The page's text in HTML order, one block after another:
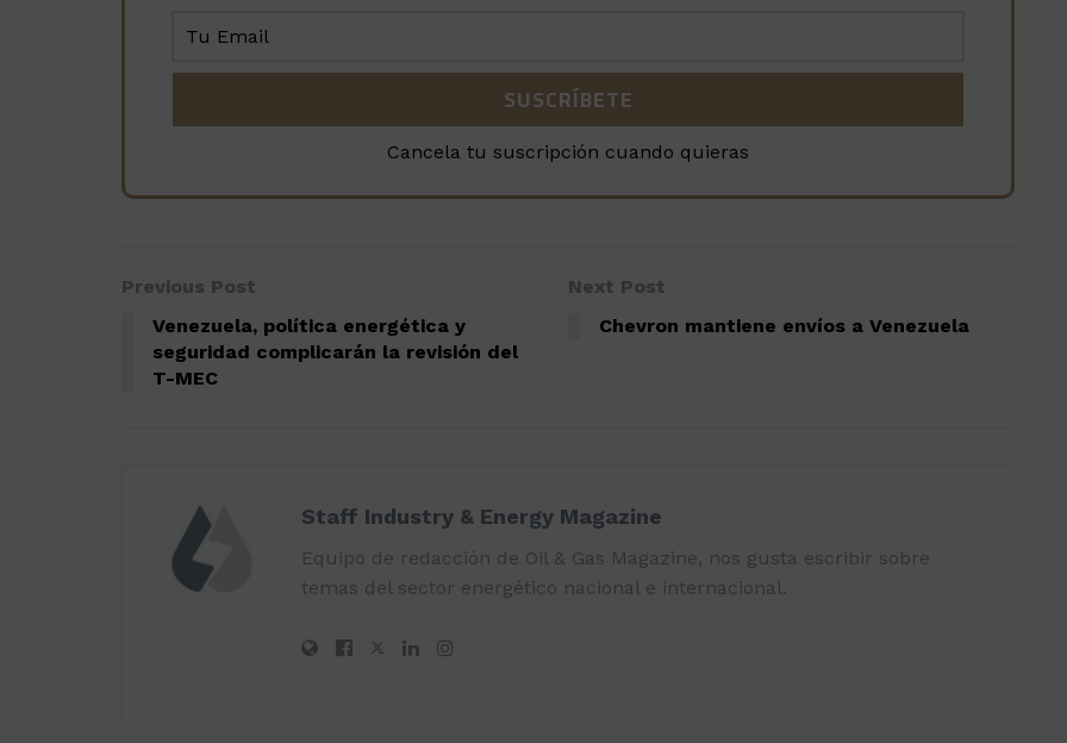
Cancela tu suscripción cuando quieras
Previous Post
Venezuela, política energética y
seguridad complicarán la revisión del
T-MEC
Next Post
Chevron mantiene envíos a Venezuela
Staff Industry & Energy Magazine
Equipo de redacción de Oil & Gas Magazine, nos gusta escribir sobre
temas del sector energético nacional e internacional.